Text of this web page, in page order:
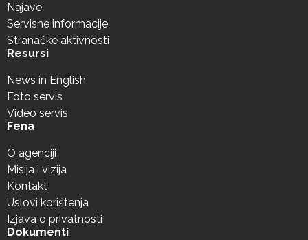
Najave
Servisne informacije
Stranačke aktivnosti
Resursi
News in English
Foto servis
Video servis
Fena
O agenciji
Misija i vizija
Kontakt
Uslovi korištenja
Izjava o privatnosti
Dokumenti